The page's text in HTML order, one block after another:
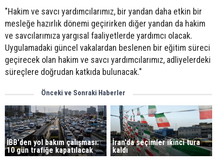
"Hakim ve savcı yardımcılarımız, bir yandan daha etkin bir
mesleğe hazırlık dönemi geçirirken diğer yandan da hakim
ve savcılarımıza yargısal faaliyetlerde yardımcı olacak.
Uygulamadaki güncel vakalardan beslenen bir eğitim süreci
geçirecek olan hakim ve savcı yardımcılarımız, adliyelerdeki
süreçlere doğrudan katkıda bulunacak."
Önceki ve Sonraki Haberler
İBB'den yol bakım çalışması:
10 gün trafiğe kapatılacak
İran'da seçimler ikinci tura
kaldı